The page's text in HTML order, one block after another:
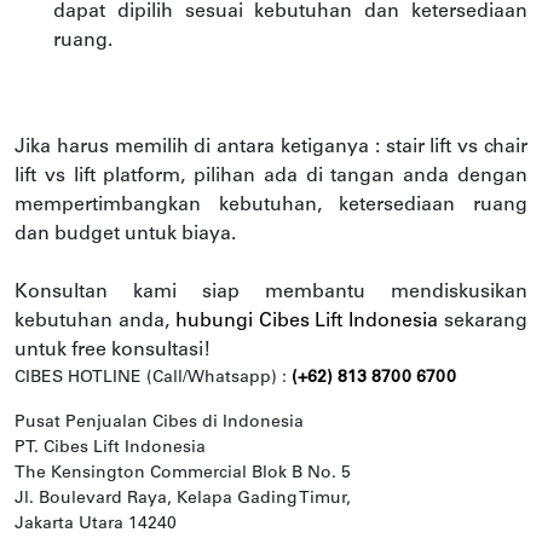
dapat dipilih sesuai kebutuhan dan ketersediaan
ruang.
Jika harus memilih di antara ketiganya : stair lift vs chair
lift vs lift platform, pilihan ada di tangan anda dengan
mempertimbangkan kebutuhan, ketersediaan ruang
dan budget untuk biaya.
Konsultan kami siap membantu mendiskusikan
kebutuhan anda, hubungi Cibes Lift Indonesia sekarang
untuk free konsultasi!
CIBES HOTLINE (Call/Whatsapp) : (+62) 813 8700 6700
Pusat Penjualan Cibes di Indonesia
PT. Cibes Lift Indonesia
The Kensington Commercial Blok B No. 5
Jl. Boulevard Raya, Kelapa Gading Timur,
Jakarta Utara 14240